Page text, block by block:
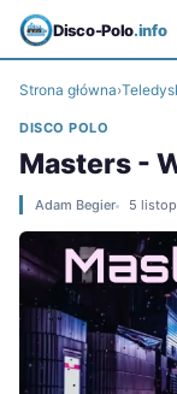
Disco-Polo.info
Strona główna›
DISCO POLO
Masters -
Adam Begier 5